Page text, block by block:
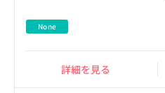
None
詳細を見る